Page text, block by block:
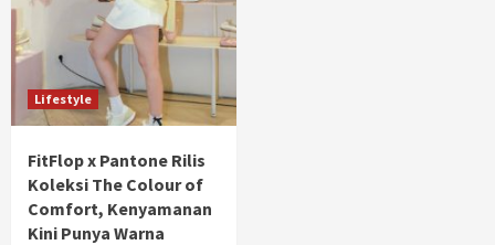
Lifestyle
FitFlop x Pantone Rilis
Koleksi The Colour of
Comfort, Kenyamanan
Kini Punya Warna